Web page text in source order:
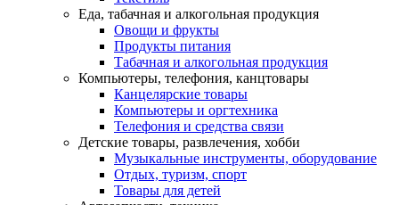
Еда, табачная и алкогольная продукция
Овощи и фрукты
Продукты питания
Табачная и алкогольная продукция
Компьютеры, телефония, канцтовары
Канцелярские товары
Компьютеры и оргтехника
Телефония и средства связи
Детские товары, развлечения, хобби
Музыкальные инструменты, оборудование
Отдых, туризм, спорт
Товары для детей